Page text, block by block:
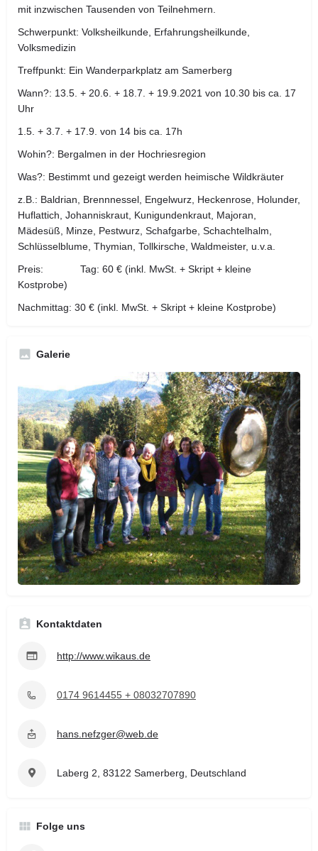
mit inzwischen Tausenden von Teilnehmern.
Schwerpunkt: Volksheilkunde, Erfahrungsheilkunde,
Volksmedizin
Treffpunkt: Ein Wanderparkplatz am Samerberg
Wann?: 13.5. + 20.6. + 18.7. + 19.9.2021 von 10.30 bis ca. 17
Uhr
1.5. + 3.7. + 17.9. von 14 bis ca. 17h
Wohin?: Bergalmen in der Hochriesregion
Was?: Bestimmt und gezeigt werden heimische Wildkräuter
z.B.: Baldrian, Brennnessel, Engelwurz, Heckenrose, Holunder,
Huflattich, Johanniskraut, Kunigundenkraut, Majoran,
Mädesüß, Minze, Pestwurz, Schafgarbe, Schachtelhalm,
Schlüsselblume, Thymian, Tollkirsche, Waldmeister, u.v.a.
Preis: Tag: 60 € (inkl. MwSt. + Skript + kleine
Kostprobe)
Nachmittag: 30 € (inkl. MwSt. + Skript + kleine Kostprobe)
Galerie
Kontaktdaten
http://www.wikaus.de
0174 9614455 + 08032707890
hans.nefzger@web.de
Laberg 2, 83122 Samerberg, Deutschland
Folge uns